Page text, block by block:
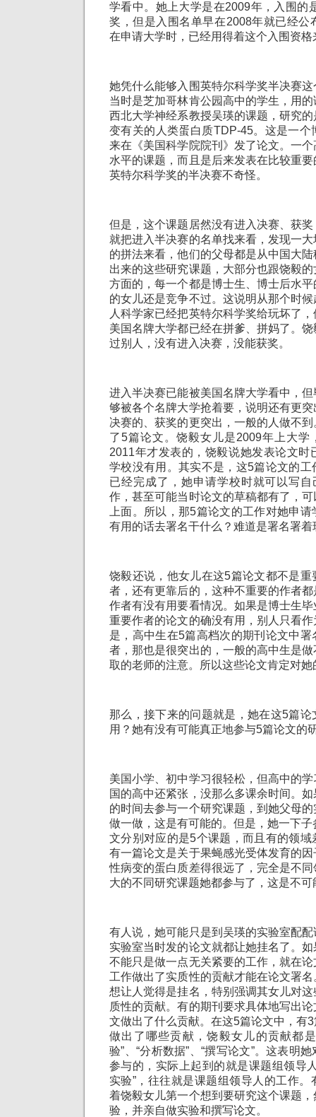
学看中。她上大学是在2009年，入围的
奖，但是入围名单早在2008年就已经公
在申请大学时，已经用得着这个入围资
她凭什么能够入围英特尔科学奖半决赛
当时是芝加哥林肯公园高中的学生，用
西北大学神经系教授吴瑛的课题，研究
变有关的人类蛋白质TDP-45。这是一个
来在《美国科学院院刊》发了论文。一
水平的课题，而且是后来发表在比较重
英特尔科学奖的半决赛不奇怪。
但是，这个课题居然没有进入决赛、获
就把进入半决赛的名单找来看，发现一
的拼法来看，他们的父母都是从中国大
出来的这些研究课题，大部分也跟饶毅
方面的，每一个都是博士生、博士后水
的女儿还是竞争不过。这说明从那个时
人科学家已经把英特尔科学奖给玩坏了
美国名牌大学都已经在拼爹、拼妈了。
过别人，没有进入决赛，没能获奖。
进入半决赛已能被美国名牌大学看中，
够被各个名牌大学抢着要，说明还有更
决赛的、获奖的更突出，一般的人做不
了5篇论文。饶毅女儿是2009年上大学
2011年才发表的，饶毅说她发表论文时
学校没有用。其实不是，这5篇论文的
已经完成了，她申请学校时就可以写
作，甚至可能当时论文的草稿都有了，
上面。所以，那5篇论文的工作对她申
有用的话去署名干什么？难道是署名署着
饶毅还说，他女儿在这5篇论文都不是
者，还有更靠后的，这种不重要的作者
作者有没有用要看情况。如果是博士生
重要作者的论文的确没有用，别人只看
是，高中生在5篇高档次的期刊论文中
者，那也是很突出的，一般的高中生是
取的老师的注意。所以这些论文肯定对
那么，接下来的问题就是，她在这5篇
用？她有没有可能真正地参与5篇论文的
美国小学、初中学习很轻松，但高中的
国的高中还紧张，没那么多课余时间。
的时间去参与一个研究课题，到她父母
做一做，这是有可能的。但是，她一下
文分别对应的是5个课题，而且有的领
有一篇论文是关于果蝇感光受体发育的
性病变的蛋白质差得很远了，完全是不
大的不同研究课题她都参与了，这是不可
有人说，她可能只是到吴瑛的实验室配
实验室当时发的论文就都让她挂名了。
不能只是做一点无关紧要的工作，就在
工作做出了实质性的贡献才能在论文署
想让人觉得是挂名，特别强调其女儿对
质性的贡献。有的期刊要求具体地写出
文做出了什么贡献。在这5篇论文中，有
做出了哪些贡献，饶毅女儿的贡献都
验”、“分析数据”、“撰写论文”。这表明
参与的，实际上起到的就是课题组领导
实验”，往往就是课题组领导人的工作
着饶毅女儿第一个想到要研究这个课题
验，并亲自做实验和撰写论文。